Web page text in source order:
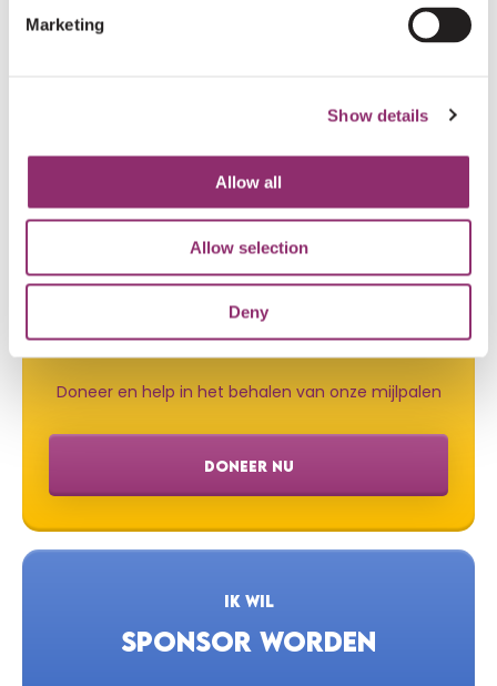
Marketing
Show details
Allow all
Allow selection
Deny
één van onze strijders worden of een partnership
aangaan. Je kunt Voor Sara steunen op de manier die
helpen, komen we steeds dichterbij ons doel: een
EEN BEDRAG DONEREN
Doneer en help in het behalen van onze mijlpalen
DONEER NU
IK WIL
SPONSOR WORDEN